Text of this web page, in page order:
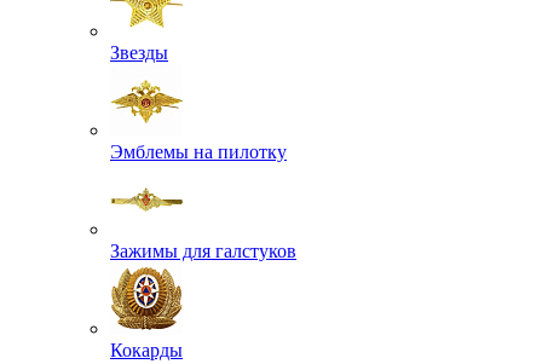
Звезды
Эмблемы на пилотку
Зажимы для галстуков
Кокарды